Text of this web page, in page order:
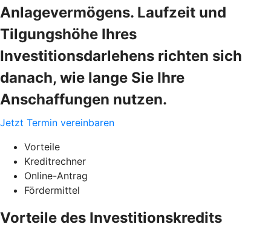
Anlagevermögens. Laufzeit und
Tilgungshöhe Ihres
Investitionsdarlehens richten sich
danach, wie lange Sie Ihre
Anschaffungen nutzen.
Jetzt Termin vereinbaren
Vorteile
Kreditrechner
Online-Antrag
Fördermittel
Vorteile des Investitionskredits